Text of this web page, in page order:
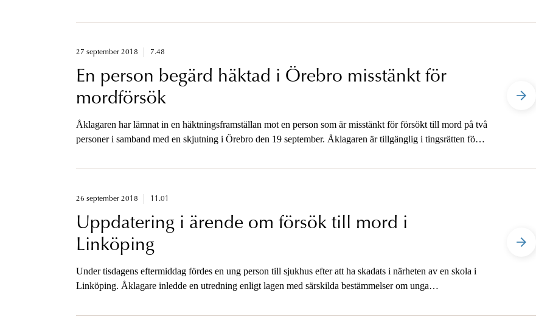
27 september 2018 7.48
En person begärd häktad i Örebro misstänkt för
mordförsök
Åklagaren har lämnat in en häktningsframställan mot en person som är misstänkt för försökt till mord på två
personer i samband med en skjutning i Örebro den 19 september. Åklagaren är tillgänglig i tingsrätten för
26 september 2018 11.01
Uppdatering i ärende om försök till mord i
Linköping
Under tisdagens eftermiddag fördes en ung person till sjukhus efter att ha skadats i närheten av en skola i
Linköping. Åklagare inledde en utredning enligt lagen med särskilda bestämmelser om unga